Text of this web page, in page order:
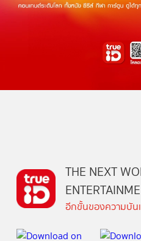
THE NEXT
อีกขั้นของความบัน